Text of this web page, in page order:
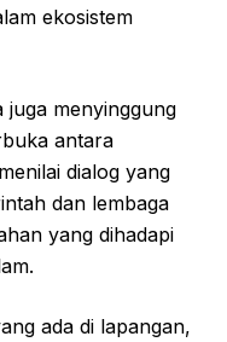
ekosistem
menyinggung
antara
dialog yang
dan lembaga
yang dihadapi
ada di lapangan,